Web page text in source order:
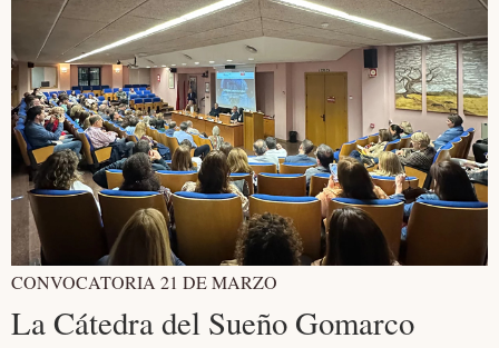
CONVOCATORIA 21 DE MARZO
La Cátedra del Sueño Gomarco